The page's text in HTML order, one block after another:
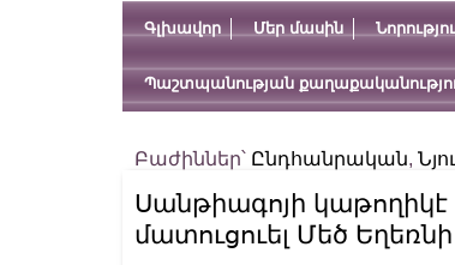
Գլխավոր Մեր մասին
Պաշտպանության
Բաժիններ՝ Ընդհանրական,
Սանթիագոյի
մատուցուել Մեծ